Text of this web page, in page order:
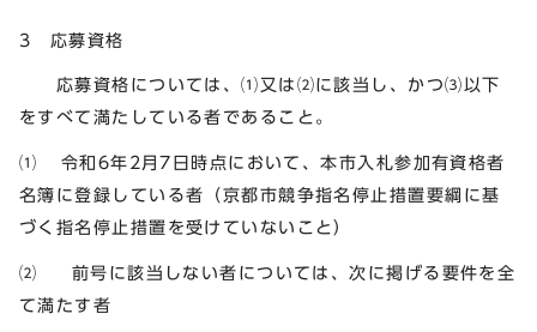
3 応募資格
応募資格については、⑴又は⑵に該当し、かつ⑶以下
をすべて満たしている者であること。
⑴ 令和6年2月7日時点において、本市入札参加有資格者
名簿に登録している者（京都市競争指名停止措置要綱に基
づく指名停止措置を受けていないこと）
⑵ 前号に該当しない者については、次に掲げる要件を全
て満たす者